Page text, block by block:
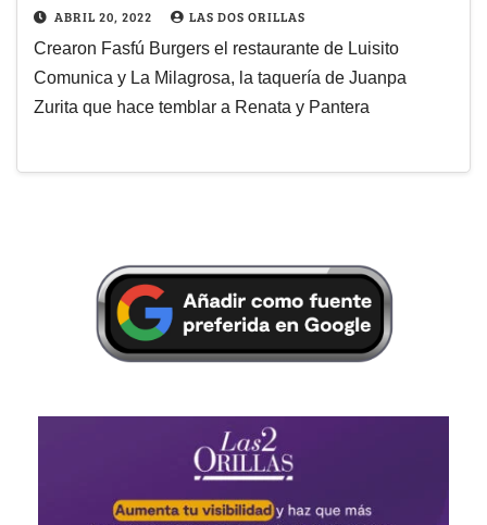
ABRIL 20, 2022 LAS DOS ORILLAS
Crearon Fasfú Burgers el restaurante de Luisito
Comunica y La Milagrosa, la taquería de Juanpa
Zurita que hace temblar a Renata y Pantera